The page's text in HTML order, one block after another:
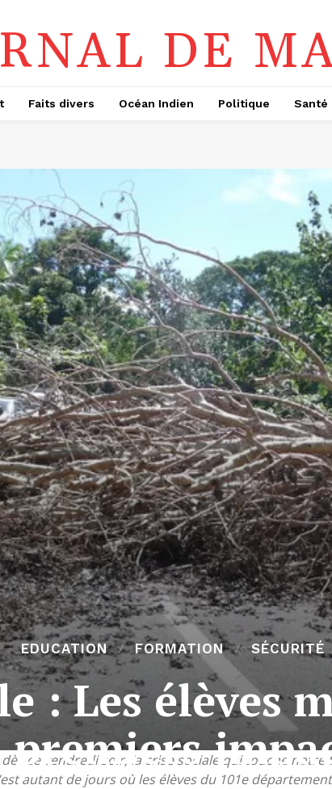
DE
Faits divers Océan Indien Politique Santé
ce vendredi soir, la crise sociale qui touche
autant de jours où les élèves du 101e
EDUCATION FORMATION SÉCURITÉ
: Les élèves
premiers